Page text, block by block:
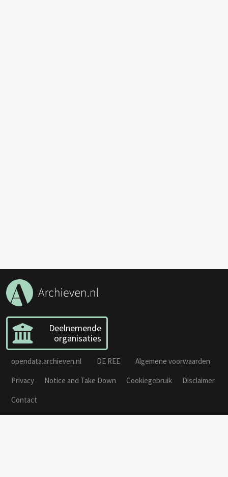
Deelnemende
organisaties
opendata.archieven.nl DE REE
Algemene voorwaarden
Privacy
Notice and Take Down Cookiegebruik
Disclaimer
Contact